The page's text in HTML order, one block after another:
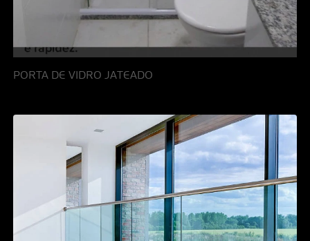
PORTA DE VIDRO JATEADO